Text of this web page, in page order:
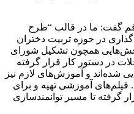
قم گفت: ما در قالب “طرح
در حوزه تربیت دختران
همچون تشکیل شورای
در دستور کار قرار گرفته
شده‌اند و آموزش‌های لازم نیز
است. فیلم‌های آموزشی تهیه و برای
گرفته تا مسیر توانمندسازی